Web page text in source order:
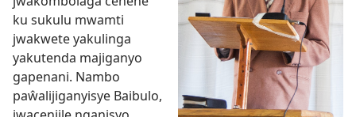
ku sukulu mwamti
jwakwete yakulinga
yakutenda majiganyo
gapenani. Nambo
paŵalijiganyisye Baibulo,